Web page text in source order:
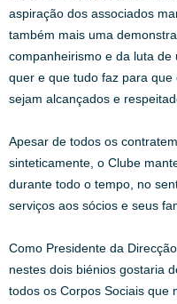
aspiração dos associados
também mais uma
companheirismo e da luta
quer e que tudo faz para
sejam alcançados e
Apesar de todos os
sinteticamente, o Clube
durante todo o tempo, no
serviços aos sócios e seus
Como Presidente da
nestes dois biénios gostaria
todos os Corpos Sociais que